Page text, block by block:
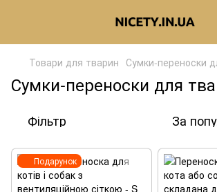
Товари для тварин Сумки-переноски
Сумки-переноски для
Фільтр За
Подарунок